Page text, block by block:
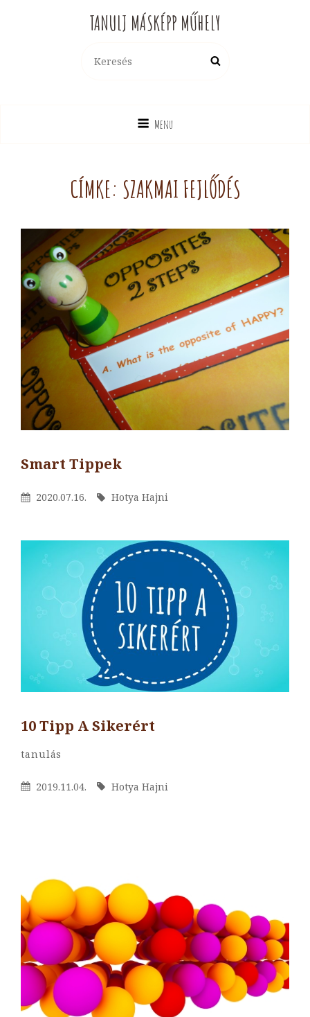
TANULJ MÁSKÉPP MŰHELY
Search
Menu
CÍMKE: SZAKMAI FEJLŐDÉS
Smart Tippek
By
Hotya
Hajni
Posted
2020.07.16. By
Hotya Hajni
10 Tipp A Sikerért
Categories
Tanulás
Posted
2019.11.04. By
Hotya Hajni